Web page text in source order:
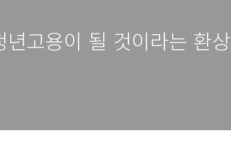
년고용이 될 것이라는 환상